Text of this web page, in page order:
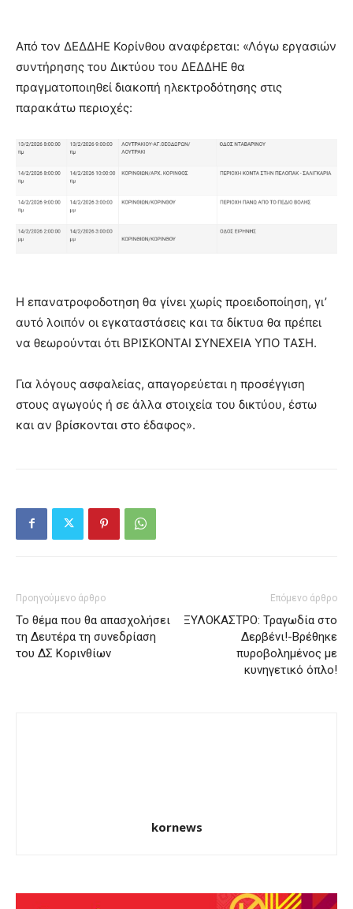
Από τον ΔΕΔΔΗΕ Κορίνθου αναφέρεται: «Λόγω εργασιών
συντήρησης του Δικτύου του ΔΕΔΔΗΕ θα
πραγματοποιηθεί διακοπή ηλεκτροδότησης στις
παρακάτω περιοχές:
Η επανατροφοδοτηση θα γίνει χωρίς προειδοποίηση, γι’
αυτό λοιπόν οι εγκαταστάσεις και τα δίκτυα θα πρέπει
να θεωρούνται ότι ΒΡΙΣΚΟΝΤΑΙ ΣΥΝΕΧΕΙΑ ΥΠΟ ΤΑΣΗ.
Για λόγους ασφαλείας, απαγορεύεται η προσέγγιση
στους αγωγούς ή σε άλλα στοιχεία του δικτύου, έστω
και αν βρίσκονται στο έδαφος».
Προηγούμενο άρθρο
Το θέμα που θα απασχολήσει
τη Δευτέρα τη συνεδρίαση
του ΔΣ Κορινθίων
Επόμενο άρθρο
ΞΥΛΟΚΑΣΤΡΟ: Τραγωδία στο
Δερβένι!-Βρέθηκε
πυροβολημένος με
κυνηγετικό όπλο!
kornews